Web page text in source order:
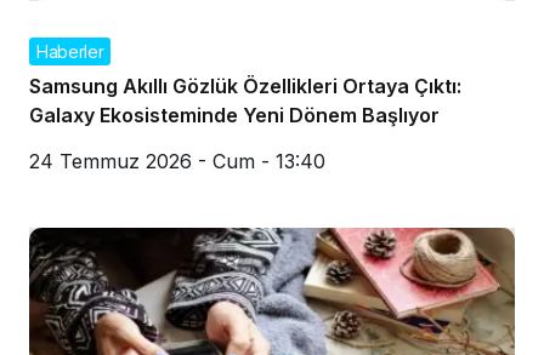
Haberler
Samsung Akıllı Gözlük Özellikleri Ortaya Çıktı:
Galaxy Ekosisteminde Yeni Dönem Başlıyor
24 Temmuz 2026 - Cum - 13:40